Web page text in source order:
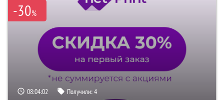
-30%
08:04:02 Получили:4